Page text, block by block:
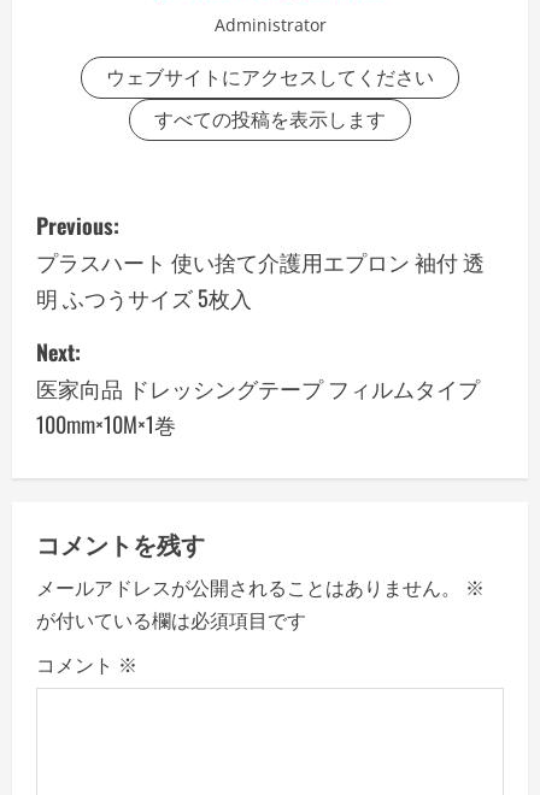
Administrator
ウェブサイトにアクセスしてください
すべての投稿を表示します
P
o
s
t
n
a
i
g
a
Previous:
プラスハート 使い捨て介護用エプロン 袖付 透
明 ふつうサイズ 5枚入
Next:
医家向品 ドレッシングテープ フィルムタイプ
100mm×10M×1巻
コメントを残す
メールアドレスが公開されることはありません。
※
が付いている欄は必須項目です
コメント ※